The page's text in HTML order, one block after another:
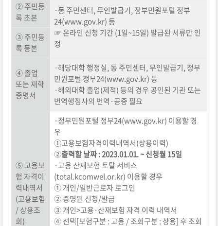
② 주민등
록 초본
·동 주민센터, 무인발급기, 정부민원포털 정부
24(www.gov.kr) 등
☞ 온라인 신청 기간 (1일~15일) 발급된 서류만 인
정
③ 주민등
록 등본
④ 졸업
또는 재학
증명서
·해당대학 행정실, 동 주민센터, 무인발급기, 정부
민원포털 정부24(www.gov.kr) 등
·해외대학 졸업(제적) 등의 경우 공인된 기관 또는
번역행정사의 번역·공증 필요
⑤ 고용보
험 자격이
력내역서
(고용보험
/ 상용조
회)
·정부민원포털 정부24(www.gov.kr) 이용할 경
우
①고용보험자격이력내역서(상용이력)
②출력할 날짜 : 2023.01.01. ~ 신청월 15일
·고용 산재보험 토탈 서비스
(total.kcomwel.or.kr) 이용할 경우
① 개인/일반근로자 로그인
② 증명원 신청/발급
③ 개인>고용·산재보험 자격 이력 내역서
④ 선택[보험구분 : 고용 / 조회구분 : 상용] 후 조회